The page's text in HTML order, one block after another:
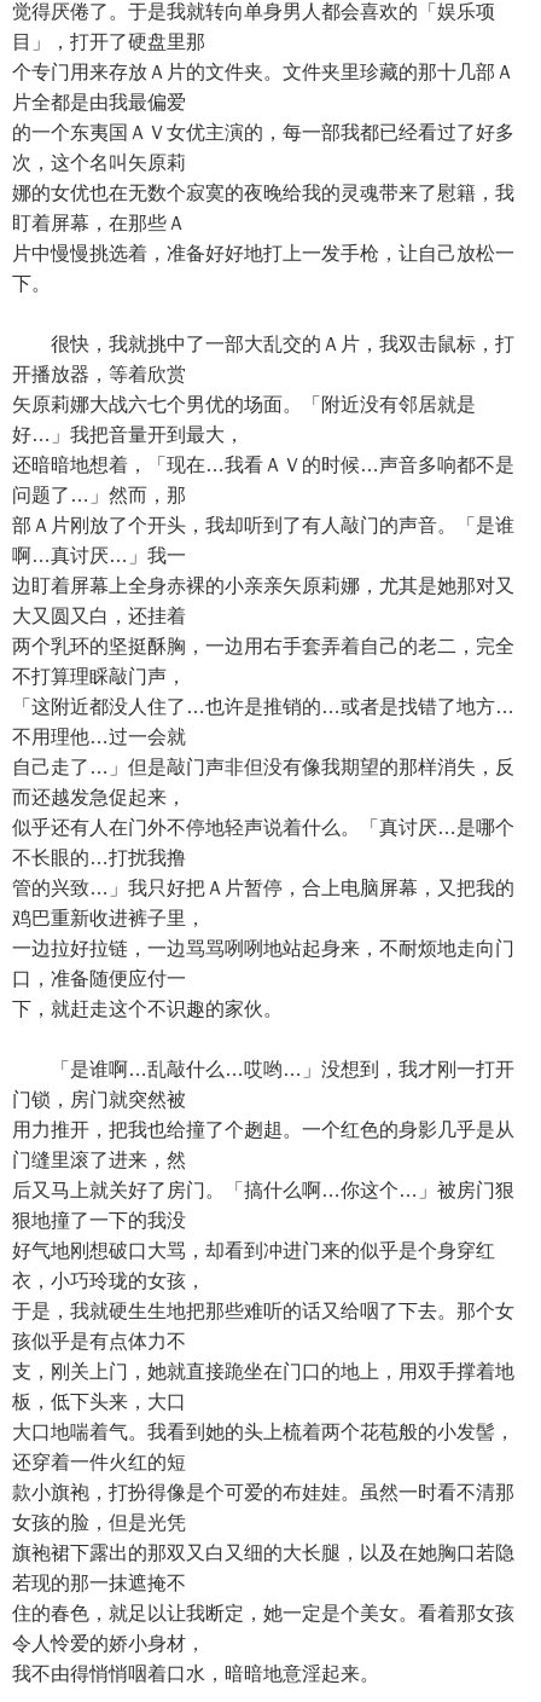
觉得厌倦了。于是我就转向单身男人都会喜欢的「娱乐项
目」，打开了硬盘里那
个专门用来存放Ａ片的文件夹。文件夹里珍藏的那十几部Ａ
片全都是由我最偏爱
的一个东夷国ＡＶ女优主演的，每一部我都已经看过了好多
次，这个名叫矢原莉
娜的女优也在无数个寂寞的夜晚给我的灵魂带来了慰籍，我
盯着屏幕，在那些Ａ
片中慢慢挑选着，准备好好地打上一发手枪，让自己放松一
下。
很快，我就挑中了一部大乱交的Ａ片，我双击鼠标，打
开播放器，等着欣赏
矢原莉娜大战六七个男优的场面。「附近没有邻居就是
好…」我把音量开到最大，
还暗暗地想着，「现在…我看ＡＶ的时候…声音多响都不是
问题了…」然而，那
部Ａ片刚放了个开头，我却听到了有人敲门的声音。「是谁
啊…真讨厌…」我一
边盯着屏幕上全身赤裸的小亲亲矢原莉娜，尤其是她那对又
大又圆又白，还挂着
两个乳环的坚挺酥胸，一边用右手套弄着自己的老二，完全
不打算理睬敲门声，
「这附近都没人住了…也许是推销的…或者是找错了地方…
不用理他…过一会就
自己走了…」但是敲门声非但没有像我期望的那样消失，反
而还越发急促起来，
似乎还有人在门外不停地轻声说着什么。「真讨厌…是哪个
不长眼的…打扰我撸
管的兴致…」我只好把Ａ片暂停，合上电脑屏幕，又把我的
鸡巴重新收进裤子里，
一边拉好拉链，一边骂骂咧咧地站起身来，不耐烦地走向门
口，准备随便应付一
下，就赶走这个不识趣的家伙。
「是谁啊…乱敲什么…哎哟…」没想到，我才刚一打开
门锁，房门就突然被
用力推开，把我也给撞了个趔趄。一个红色的身影几乎是从
门缝里滚了进来，然
后又马上就关好了房门。「搞什么啊…你这个…」被房门狠
狠地撞了一下的我没
好气地刚想破口大骂，却看到冲进门来的似乎是个身穿红
衣，小巧玲珑的女孩，
于是，我就硬生生地把那些难听的话又给咽了下去。那个女
孩似乎是有点体力不
支，刚关上门，她就直接跪坐在门口的地上，用双手撑着地
板，低下头来，大口
大口地喘着气。我看到她的头上梳着两个花苞般的小发髻，
还穿着一件火红的短
款小旗袍，打扮得像是个可爱的布娃娃。虽然一时看不清那
女孩的脸，但是光凭
旗袍裙下露出的那双又白又细的大长腿，以及在她胸口若隐
若现的那一抹遮掩不
住的春色，就足以让我断定，她一定是个美女。看着那女孩
令人怜爱的娇小身材，
我不由得悄悄咽着口水，暗暗地意淫起来。